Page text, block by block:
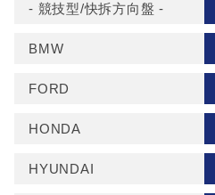
- 競技型/快拆方向盤 -
BMW
FORD
HONDA
HYUNDAI